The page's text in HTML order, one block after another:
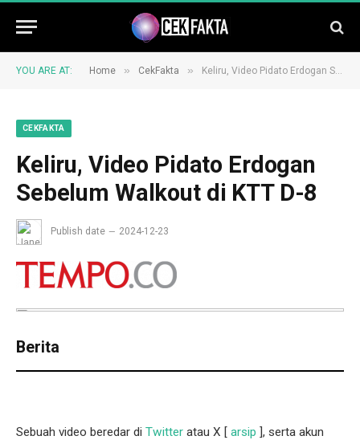
YOU ARE AT: Home » CekFakta » Keliru, Video Pidato Erdogan Sebelum Walkout di KTT D-8
CEKFAKTA
Keliru, Video Pidato Erdogan
Sebelum Walkout di KTT D-8
Publish date 2024-12-23
Berita
Sebuah video beredar di Twitter atau X [ arsip ], serta akun